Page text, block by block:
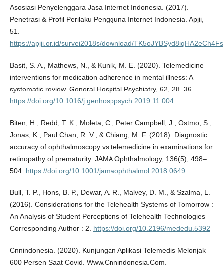
Asosiasi Penyelenggara Jasa Internet Indonesia. (2017).
Penetrasi & Profil Perilaku Pengguna Internet Indonesia. Apjii,
51.
https://apjii.or.id/survei2018s/download/
Basit, S. A., Mathews, N., & Kunik, M. E. (2020). Telemedicine
interventions for medication adherence in mental illness: A
systematic review. General Hospital Psychiatry, 62, 28–36.
https://doi.org/10.1016/j.genhosppsych.2019.11.004
Biten, H., Redd, T. K., Moleta, C., Peter Campbell, J., Ostmo, S.,
Jonas, K., Paul Chan, R. V., & Chiang, M. F. (2018). Diagnostic
accuracy of ophthalmoscopy vs telemedicine in examinations for
retinopathy of prematurity. JAMA Ophthalmology, 136(5), 498–
504. https://doi.org/10.1001/jamaophthalmol.2018.0649
Bull, T. P., Hons, B. P., Dewar, A. R., Malvey, D. M., & Szalma, L.
(2016). Considerations for the Telehealth Systems of Tomorrow :
An Analysis of Student Perceptions of Telehealth Technologies
Corresponding Author : 2. https://doi.org/10.2196/mededu.5392
Cnnindonesia. (2020). Kunjungan Aplikasi Telemedis Melonjak
600 Persen Saat Covid. Www.Cnnindonesia.Com.